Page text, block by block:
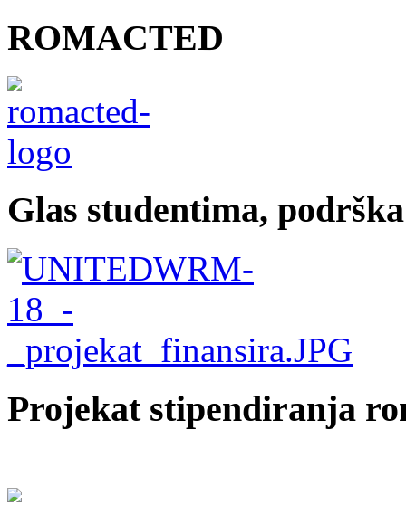
ROMACTED
Glas studentima,
Projekat stipendiranja